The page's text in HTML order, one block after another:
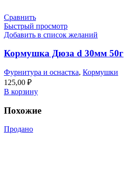
Сравнить
Быстрый просмотр
Добавить в список желаний
Кормушка Дюза d 30мм 50г
Фурнитура и оснастка, Кормушки
125,00 ₽
В корзину
Похожие
Продано